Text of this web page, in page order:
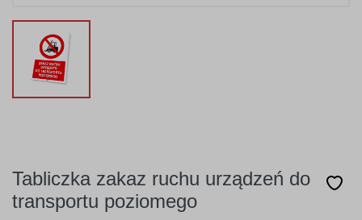
Tabliczka zakaz ruchu urządzeń do
transportu poziomego